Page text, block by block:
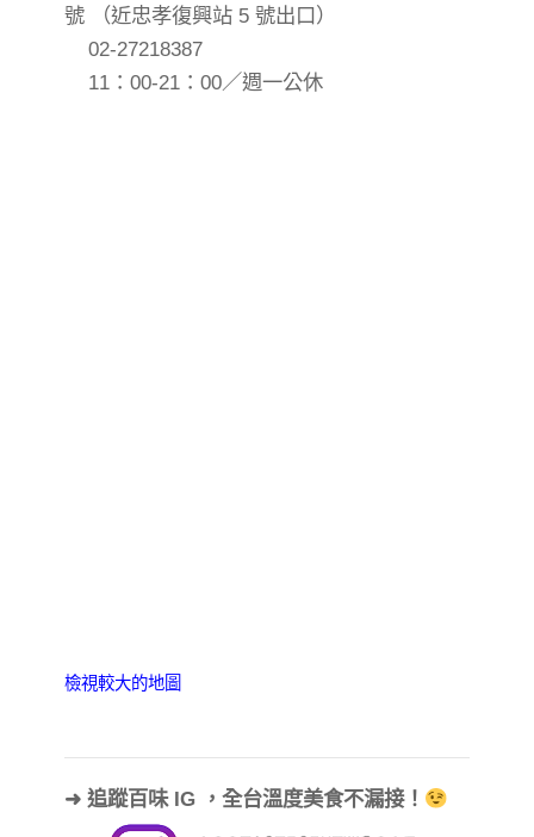
號 （近忠孝復興站 5 號出口）
02-27218387
11：00-21：00／週一公休
檢視較大的地圖
➜ 追蹤百味 IG ，全台溫度美食不漏接！